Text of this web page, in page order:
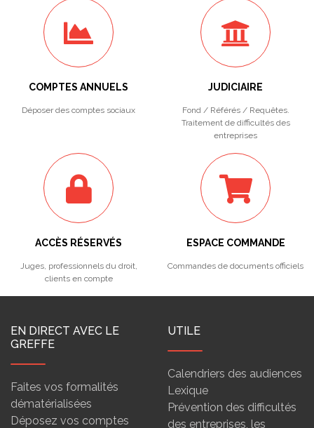
COMPTES ANNUELS
Déposer des comptes sociaux
JUDICIAIRE
Fond / Référés / Requêtes.
Traitement de difficultés des
entreprises
ACCÈS RÉSERVÉS
Juges, professionnels du droit,
clients en compte
ESPACE COMMANDE
Commandes de documents officiels
EN DIRECT AVEC LE
GREFFE
Faites vos formalités
dématérialisées
Déposez vos comptes
UTILE
Calendriers des audiences
Lexique
Prévention des difficultés
des entreprises, les